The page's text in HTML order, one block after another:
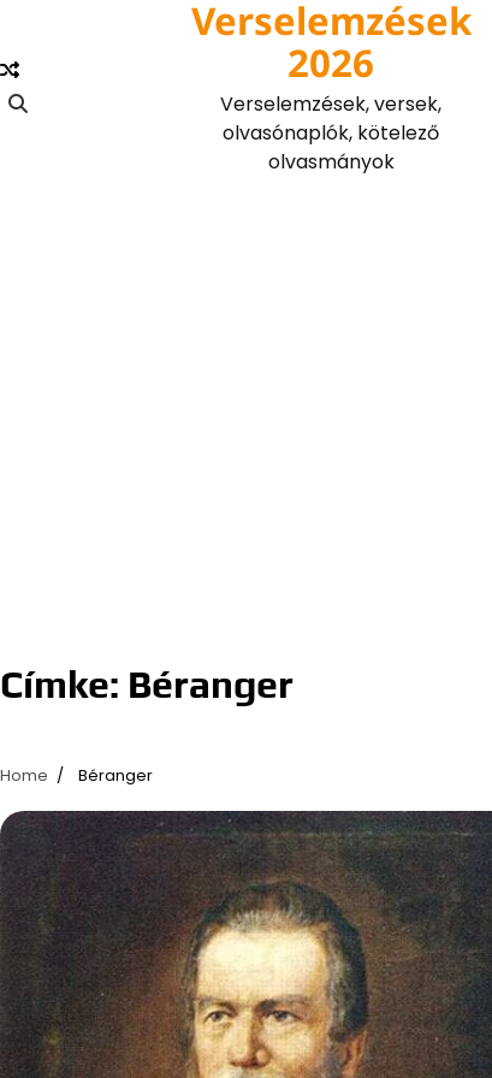
content
Verselemzések
2026
Verselemzések, versek,
olvasónaplók, kötelező
olvasmányok
Címke: Béranger
Home Béranger